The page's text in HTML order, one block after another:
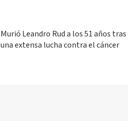
Murió Leandro Rud a los 51 años tras
una extensa lucha contra el cáncer